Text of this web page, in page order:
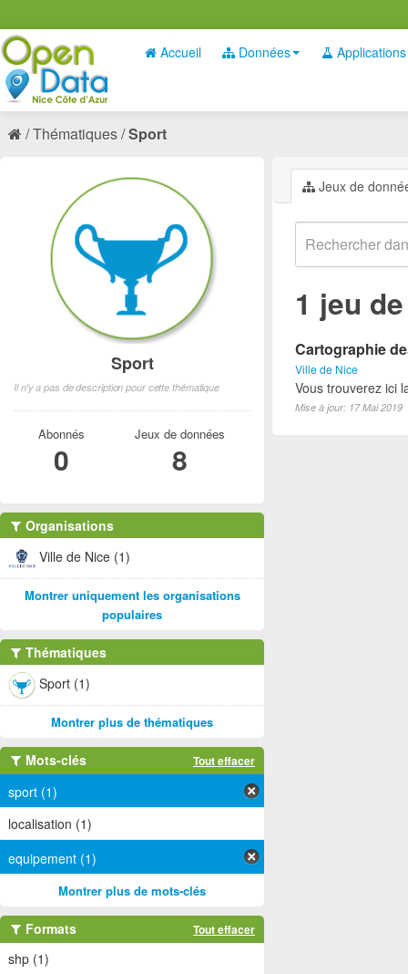
Accueil Données Applications
Thématiques Sport
Jeux de
1 jeu
Cartographie
Ville de Nice
Vous trouverez ici
Mise à jour: 17 Mai 2019
Sport
Il n'y a pas de description pour cette thématique
Abonnés
0
Jeux de données
8
Organisations
Ville de Nice (1)
Montrer uniquement les organisations
populaires
Thématiques
Sport (1)
Montrer plus de thématiques
Mots-clés Tout effacer
sport (1)
localisation (1)
equipement (1)
Montrer plus de mots-clés
Formats Tout effacer
shp (1)